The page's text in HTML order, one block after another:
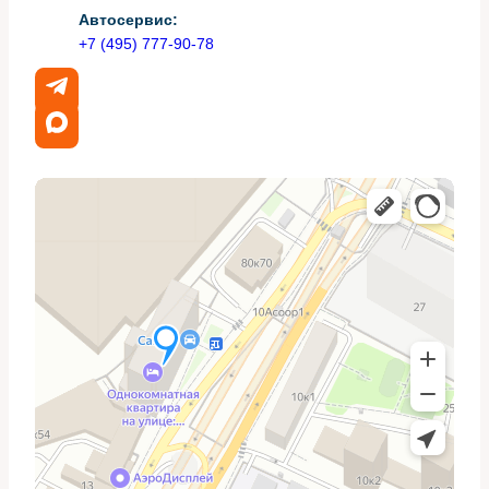
быстро выйдет из строя при грязном масле.
Замена турбины: на что
обратить внимание при выборе
При замене важно решить: новая оригинальная
имеет свои плюсы и минусы по цене, доступности и
Надёжность зависит не только от самой турбины, но и
от качества установки: правильная подгонка патрубков,
прокладок и чистота системы смазки критичны для
срока службы.
Сравнение вариантов
Тип Плюсы Минусы
Максимальная
Автосервис:
+7 (495) 777-90-78